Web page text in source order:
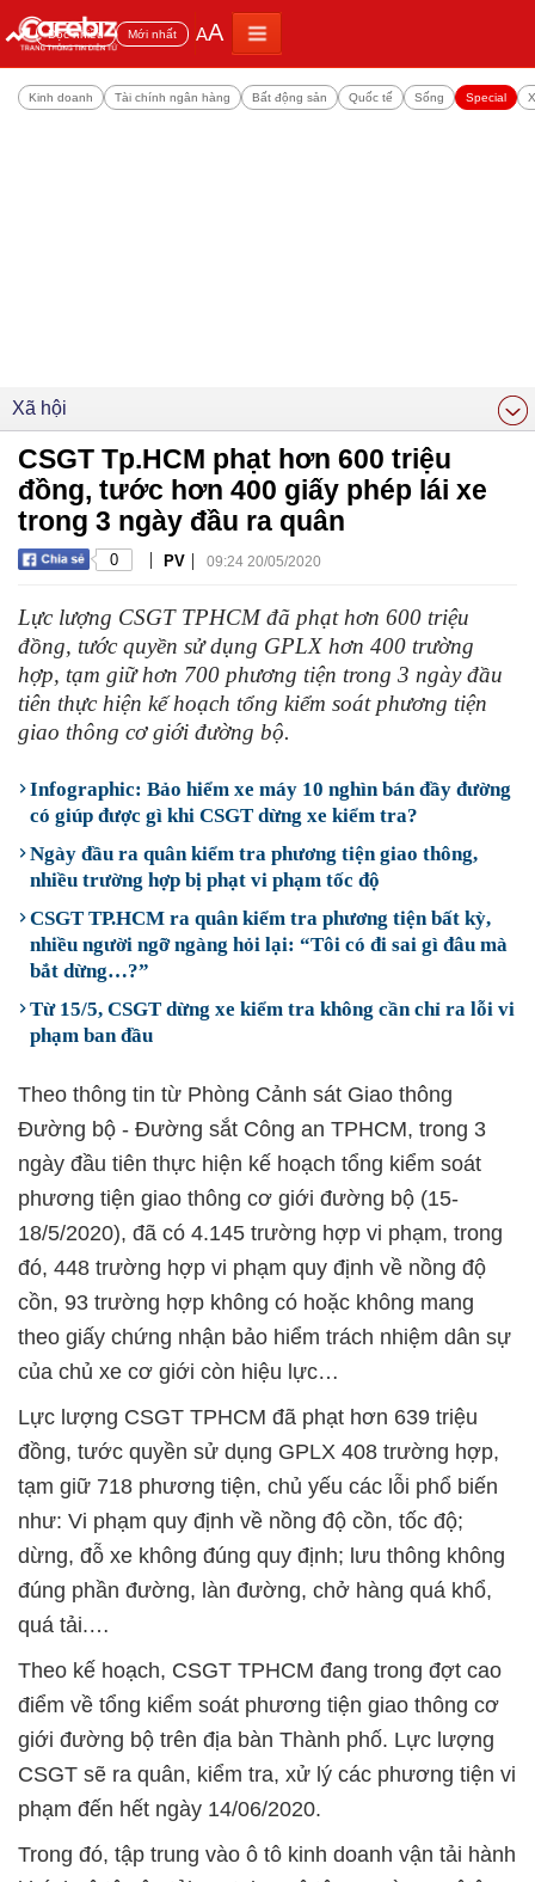
Đọc nhiều Mới nhất AA
Kinh doanh Tài chính ngân hàng Bất động sản Quốc tế Sống Special
Xã hội
CSGT Tp.HCM phạt hơn 600 triệu
đồng, tước hơn 400 giấy phép lái xe
trong 3 ngày đầu ra quân
0 | PV | 09:24 20/05/2020
Lực lượng CSGT TPHCM đã phạt hơn 600 triệu
đồng, tước quyền sử dụng GPLX hơn 400 trường
hợp, tạm giữ hơn 700 phương tiện trong 3 ngày đầu
tiên thực hiện kế hoạch tổng kiểm soát phương tiện
giao thông cơ giới đường bộ.
Infographic: Bảo hiểm xe máy 10 nghìn bán đầy đường
có giúp được gì khi CSGT dừng xe kiểm tra?
Ngày đầu ra quân kiểm tra phương tiện giao thông,
nhiều trường hợp bị phạt vi phạm tốc độ
CSGT TP.HCM ra quân kiểm tra phương tiện bất kỳ,
nhiều người ngỡ ngàng hỏi lại: “Tôi có đi sai gì đâu mà
bắt dừng…?”
Từ 15/5, CSGT dừng xe kiểm tra không cần chỉ ra lỗi vi
phạm ban đầu
Theo thông tin từ Phòng Cảnh sát Giao thông
Đường bộ - Đường sắt Công an TPHCM, trong 3
ngày đầu tiên thực hiện kế hoạch tổng kiểm soát
phương tiện giao thông cơ giới đường bộ (15-
18/5/2020), đã có 4.145 trường hợp vi phạm, trong
đó, 448 trường hợp vi phạm quy định về nồng độ
cồn, 93 trường hợp không có hoặc không mang
theo giấy chứng nhận bảo hiểm trách nhiệm dân sự
của chủ xe cơ giới còn hiệu lực…
Lực lượng CSGT TPHCM đã phạt hơn 639 triệu
đồng, tước quyền sử dụng GPLX 408 trường hợp,
tạm giữ 718 phương tiện, chủ yếu các lỗi phổ biến
như: Vi phạm quy định về nồng độ cồn, tốc độ;
dừng, đỗ xe không đúng quy định; lưu thông không
đúng phần đường, làn đường, chở hàng quá khổ,
quá tải.…
Theo kế hoạch, CSGT TPHCM đang trong đợt cao
điểm về tổng kiểm soát phương tiện giao thông cơ
giới đường bộ trên địa bàn Thành phố. Lực lượng
CSGT sẽ ra quân, kiểm tra, xử lý các phương tiện vi
phạm đến hết ngày 14/06/2020.
Trong đó, tập trung vào ô tô kinh doanh vận tải hành